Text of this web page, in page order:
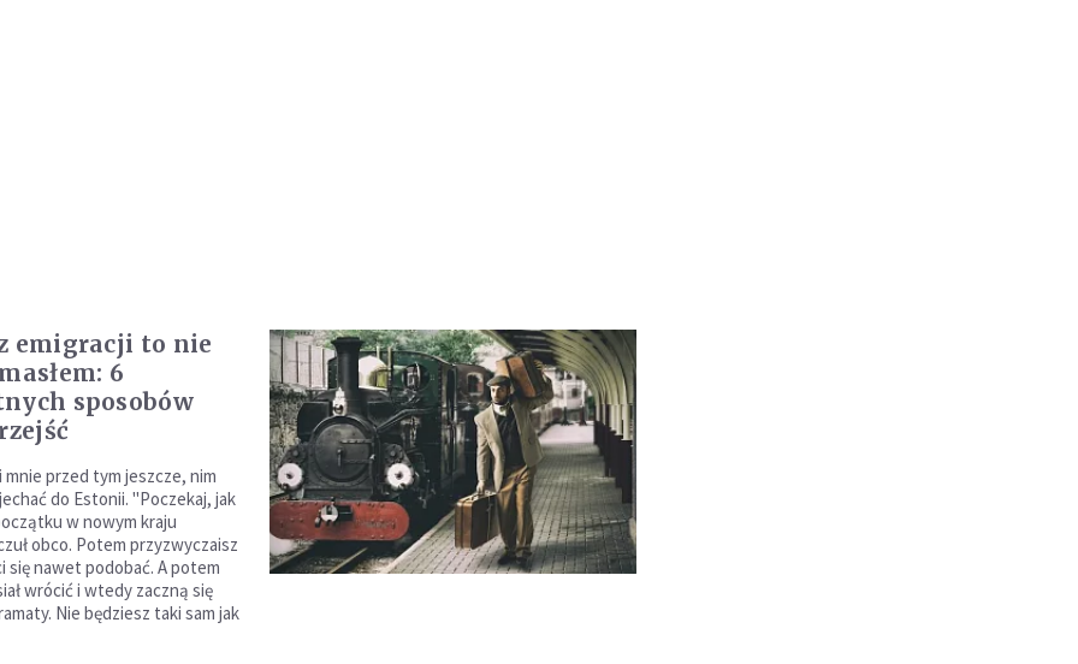
emigracji to nie
6
sposobów
przed tym jeszcze, nim
do Estonii. "Poczekaj, jak
w nowym kraju
obco. Potem przyzwyczaisz
się nawet podobać. A potem
wrócić i wtedy zaczną się
Nie będziesz taki sam jak